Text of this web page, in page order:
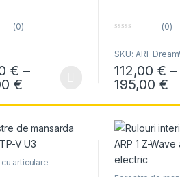
€ până la 219,00 €
pot fi alese în pagina produsului.
(0)
€ –
€Interval de prețuri:
are mai multe variații. Opțiunile pot
u
o
f
5
(0)
SKU: ARF
112,00 € –
195,00 €
Acest produs
articulare